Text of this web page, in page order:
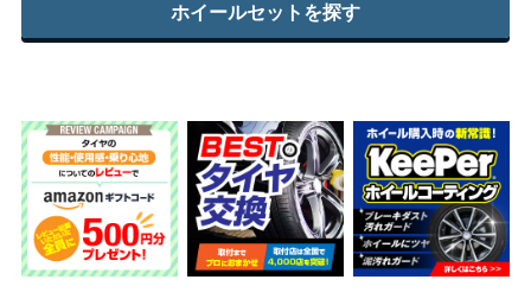
ホイールセットを探す